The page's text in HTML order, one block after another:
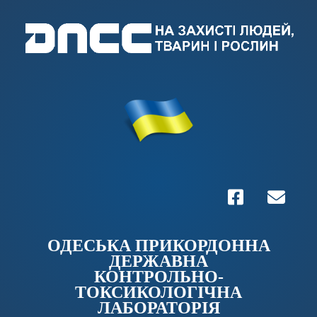
ОДЕСЬКА ПРИКОРДОННА
ДЕРЖАВНА
КОНТРОЛЬНО-
ТОКСИКОЛОГІЧНА
ЛАБОРАТОРІЯ